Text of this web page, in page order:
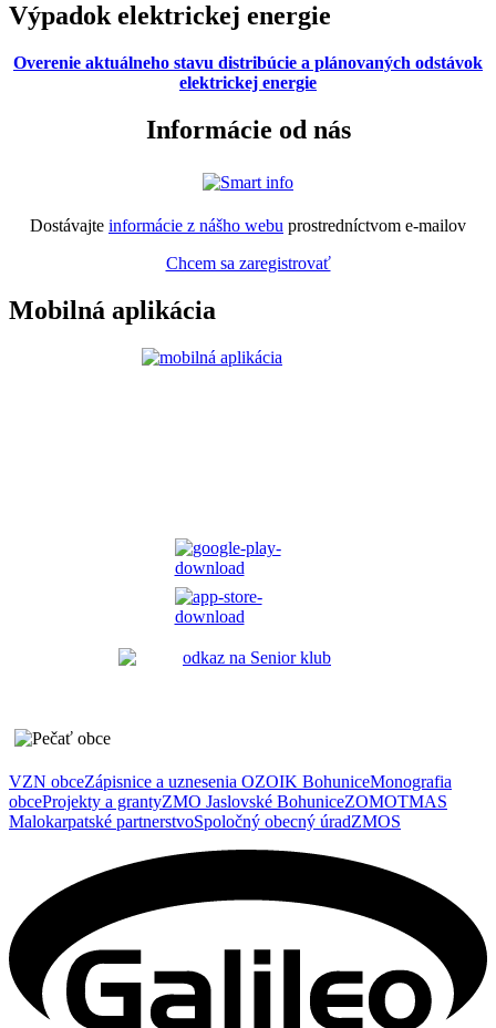
Výpadok elektrickej energie
Overenie aktuálneho stavu distribúcie a plánovaných odstávok
elektrickej energie
Informácie od nás
Dostávajte informácie z nášho webu prostredníctvom e-mailov
Chcem sa zaregistrovať
Mobilná aplikácia
VZN obceZápisnice a uznesenia OZOIK BohuniceMonografia
obceProjekty a grantyZMO Jaslovské BohuniceZOMOTMAS
Malokarpatské partnerstvoSpoločný obecný úradZMOS